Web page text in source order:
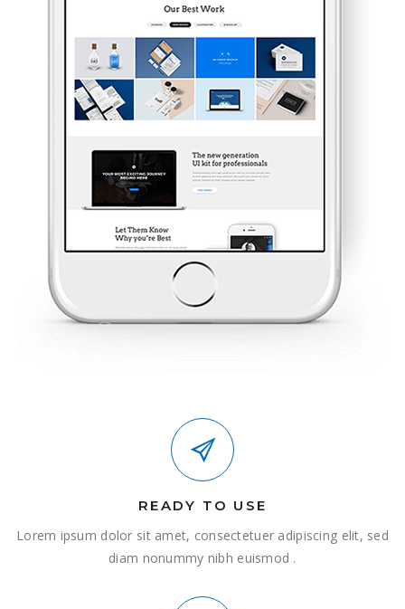
READY TO USE
Lorem ipsum dolor sit amet, consectetuer adipiscing elit, sed
diam nonummy nibh euismod .